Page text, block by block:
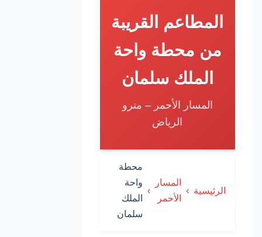
المطاعم القريبة
من محطة واحة
الملك سلمان
المسار الأحمر – مترو
الرياض
الرئيسية
المسار
الأحمر
محطة
واحة
الملك
سلمان